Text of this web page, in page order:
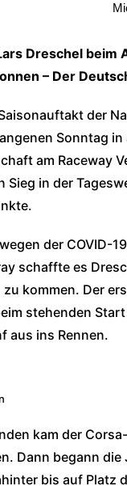
Dreschel
– Der
der
Sonntag
am Raceway
Sieg in der
der COVID-
schaffte es
kommen. Der
stehenden
aus ins Rennen.
kam der
Dann begann
bis auf Platz